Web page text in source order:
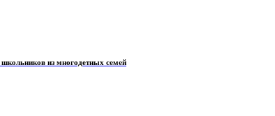
из многодетных семей